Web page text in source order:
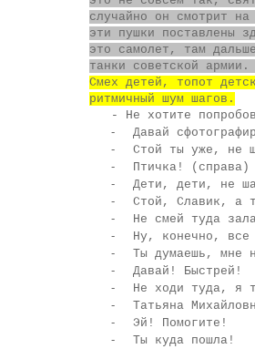
случайно он смотрит
эти пушки поставлены
это самолет, там
танки советской
Смех детей, топот
ритмичный шум шагов.
- Не хотите
-
Давай
-
Стой ты уже, не
-
Птичка! (справа)
-
Дети, дети, не
-
Стой, Славик, а
-
Не смей туда
-
Ну, конечно, все
-
Ты думаешь, мне
-
Давай! Быстрей!
-
Не ходи туда, я
-
Татьяна
-
Эй! Помогите!
-
Ты куда пошла!